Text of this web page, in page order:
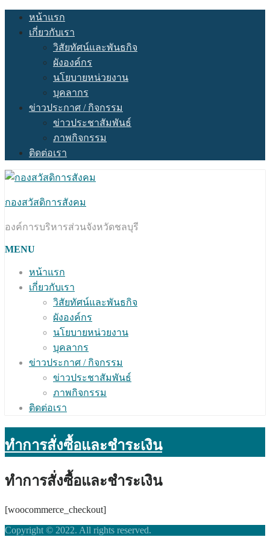
Skip
content
หน้าแรก
เกี่ยวกับเรา
วิสัยทัศน์และพันธกิจ
ผังองค์กร
นโยบายหน่วยงาน
บุคลากร
ข่าวประกาศ / กิจกรรม
ข่าวประชาสัมพันธ์
ภาพกิจกรรม
ติดต่อเรา
กองสวัสดิการสังคม
องค์การบริหารส่วนจังหวัดชลบุรี
MENU
หน้าแรก
เกี่ยวกับเรา
วิสัยทัศน์และพันธกิจ
ผังองค์กร
นโยบายหน่วยงาน
บุคลากร
ข่าวประกาศ / กิจกรรม
ข่าวประชาสัมพันธ์
ภาพกิจกรรม
ติดต่อเรา
ทำการสั่งซื้อและชำระเงิน
ทำการสั่งซื้อและชำระเงิน
[woocommerce_checkout]
Copyright © 2022. All rights reserved.